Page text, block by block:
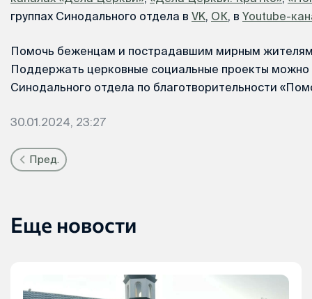
группах Синодального отдела в VK, ОК, в Youtube-
Помочь беженцам и пострадавшим мирным
Поддержать церковные социальные проекты
Синодального отдела по благотворительности
30.01.2024, 23:27
Пред.
Еще новости